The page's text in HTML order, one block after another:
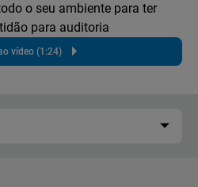
o seu ambiente para ter
para auditoria
vídeo (1:24)